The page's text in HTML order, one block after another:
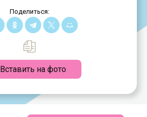
Поделиться:
Вставить на фото